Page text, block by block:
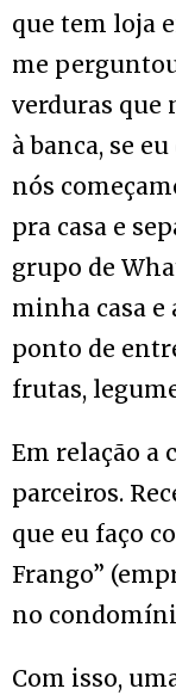
que tem loja
me
verduras que
à banca, se
nós
pra casa e
grupo de
minha casa e
ponto de
frutas,
Em relação a
parceiros.
que eu faço
Frango”
no
Com isso,